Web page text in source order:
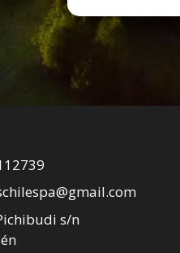
s/n